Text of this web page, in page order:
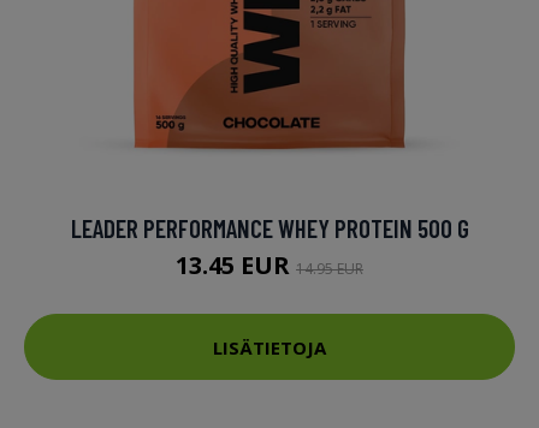
LEADER PERFORMANCE WHEY PROTEIN 500 G
13.45 EUR 14.95 EUR
LISÄTIETOJA